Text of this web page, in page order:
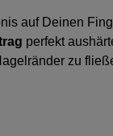
auf Deinen
perfekt
zu